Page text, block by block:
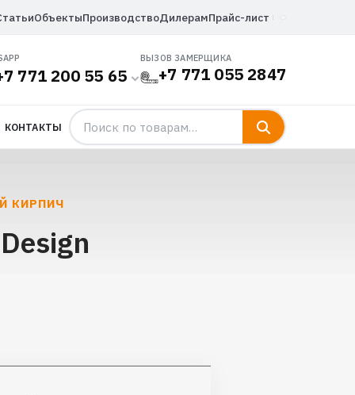
ОбъектыПроизводствоДилерамПрайс-лист
771 200 55 65
ВЫЗОВ ЗАМЕРЩИКА
+7 771 055 2847
КОНТАКТЫ
КИРПИЧ